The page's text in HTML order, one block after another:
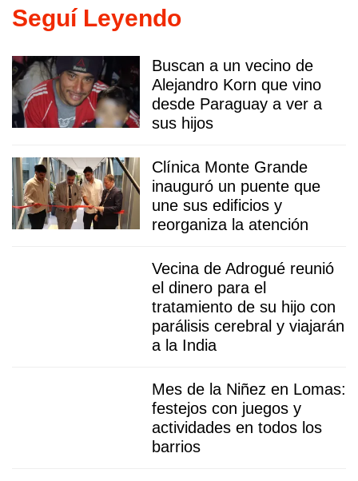
Seguí Leyendo
Buscan a un vecino de
Alejandro Korn que vino
desde Paraguay a ver a
sus hijos
Clínica Monte Grande
inauguró un puente que
une sus edificios y
reorganiza la atención
Vecina de Adrogué reunió
el dinero para el
tratamiento de su hijo con
parálisis cerebral y viajarán
a la India
Mes de la Niñez en Lomas:
festejos con juegos y
actividades en todos los
barrios